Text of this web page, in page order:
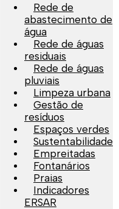
Rede de
abastecimento de
água
Rede de águas
residuais
Rede de águas
pluviais
Limpeza urbana
Gestão de
resíduos
Espaços verdes
Sustentabilidade
Empreitadas
Fontanários
Praias
Indicadores
ERSAR